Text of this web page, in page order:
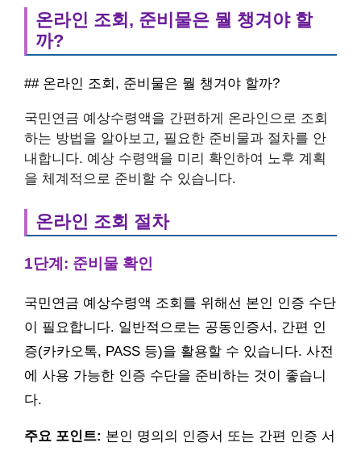
온라인 조회, 준비물은 뭘 챙겨야 할
까?
## 온라인 조회, 준비물은 뭘 챙겨야 할까?
국민연금 예상수령액을 간편하게 온라인으로 조회
하는 방법을 알아보고, 필요한 준비물과 절차를 안
내합니다. 예상 수령액을 미리 확인하여 노후 계획
을 체계적으로 준비할 수 있습니다.
온라인 조회 절차
1단계: 준비물 확인
국민연금 예상수령액 조회를 위해선 본인 인증 수단
이 필요합니다. 일반적으로는 공동인증서, 간편 인
증(카카오톡, PASS 등)을 활용할 수 있습니다. 사전
에 사용 가능한 인증 수단을 준비하는 것이 좋습니
다.
주요 포인트: 본인 명의의 인증서 또는 간편 인증 서